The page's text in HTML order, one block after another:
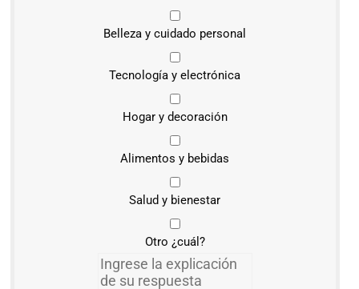
Belleza y cuidado personal
Tecnología y electrónica
Hogar y decoración
Alimentos y bebidas
Salud y bienestar
Otro ¿cuál?